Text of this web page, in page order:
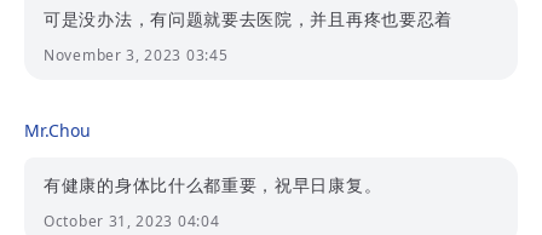
可是没办法，有问题就要去医院，并且再疼也要忍着
November 3, 2023 03:45
Mr.Chou
有健康的身体比什么都重要，祝早日康复。
October 31, 2023 04:04